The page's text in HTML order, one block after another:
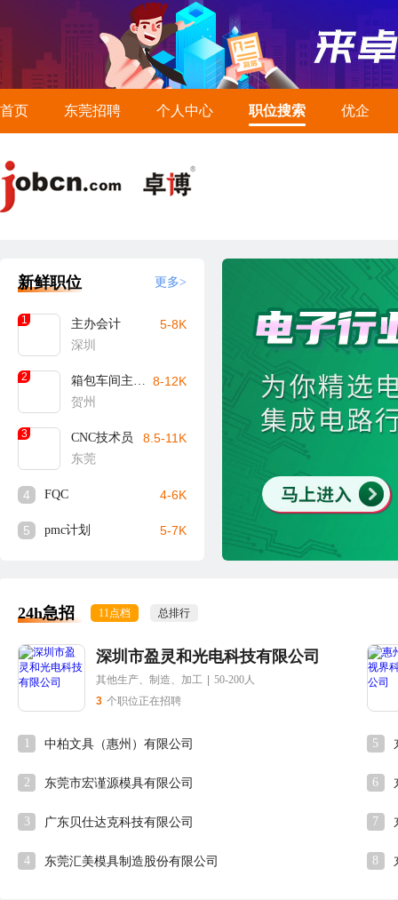
首页 东莞招聘 个人中心 职位搜索 优企
新鲜职位 更多>
1
主办会计
深圳
5-8K
2
箱包车间主任/主管（贺州）
贺州
8-12K
3
CNC技术员
东莞
8.5-11K
4 FQC 4-6K
5 pmc计划 5-7K
24h急招 11点档 总排行
深圳市盈灵和光电科技有限公司
其他生产、制造、加工
50-200人
3 个职位正在招聘
1 中柏文具（惠州）有限公司
2 东莞市宏谨源模具有限公司
3 广东贝仕达克科技有限公司
4 东莞汇美模具制造股份有限公司
5
6
7
8